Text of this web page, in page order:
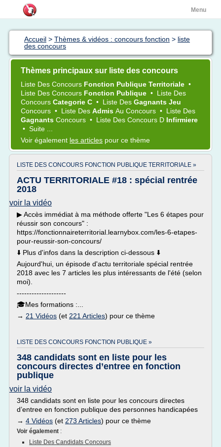
Menu
Accueil > Thèmes & vidéos : concours fonction > liste
des concours
Thèmes principaux sur liste des concours
Liste Des Concours Fonction Publique Territoriale •
Liste Des Concours Fonction Publique • Liste Des
Concours Categorie C • Liste Des Gagnants Jeu
Concours • Liste Des Admis Au Concours • Liste Des
Gagnants Concours • Liste Des Concours D Infirmiere
• Suite ...
Voir également les articles pour ce thème
LISTE DES CONCOURS FONCTION PUBLIQUE TERRITORIALE »
ACTU TERRITORIALE #18 : spécial rentrée
2018
voir la vidéo
▶︎ Accès immédiat à ma méthode offerte "Les 6 étapes pour
réussir son concours" :
https://fonctionnaireterritorial.learnybox.com/les-6-etapes-
pour-reussir-son-concours/
⬇️ Plus d'infos dans la description ci-dessous ⬇️
Aujourd'hui, un épisode d'actu territoriale spécial rentrée
2018 avec les 7 articles les plus intéressants de l'été (selon
moi).
--------------------
🎓Mes formations :...
→ 21 Vidéos (et 221 Articles) pour ce thème
LISTE DES CONCOURS FONCTION PUBLIQUE »
348 candidats sont en liste pour les
concours directes d’entree en fonction
publique
voir la vidéo
348 candidats sont en liste pour les concours directes
d’entree en fonction publique des personnes handicapées
→ 4 Vidéos (et 273 Articles) pour ce thème
Voir également :
Liste Des Candidats Concours